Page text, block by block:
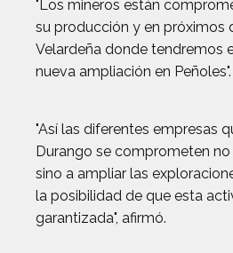
"Los mineros están
su producción y en próximos
Velardeña donde tendremos
nueva ampliación en Peñoles".
"Así las diferentes empresas
Durango se comprometen no
sino a ampliar las
la posibilidad de que esta
garantizada", afirmó.